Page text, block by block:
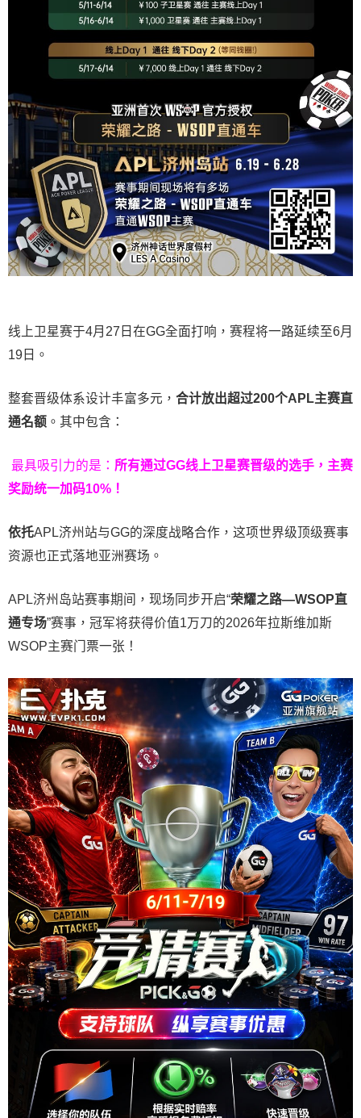
线上卫星赛于4月27日在GG全面打响，赛程将一路延续至6月
19日。
整套晋级体系设计丰富多元， 合计放出超过200个APL主赛直
通名额 。其中包含：
最具吸引力的是： 所有通过GG线上卫星赛晋级的选手，主赛
奖励统一加码10% ！
依托APL济州站与GG的深度战略合作，这项世界级顶级赛事
资源也正式落地亚洲赛场。
APL济州岛站赛事期间，现场同步开启“荣耀之路—WSOP直
通专场”赛事，冠军将获得价值1万刀的2026年拉斯维加斯
WSOP主赛门票一张！